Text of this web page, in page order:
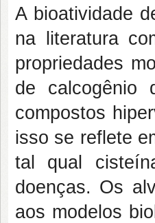
A bioatividade
na literatura
propriedades
de calcogênio
compostos
isso se reflete
tal qual
doenças. Os
aos modelos